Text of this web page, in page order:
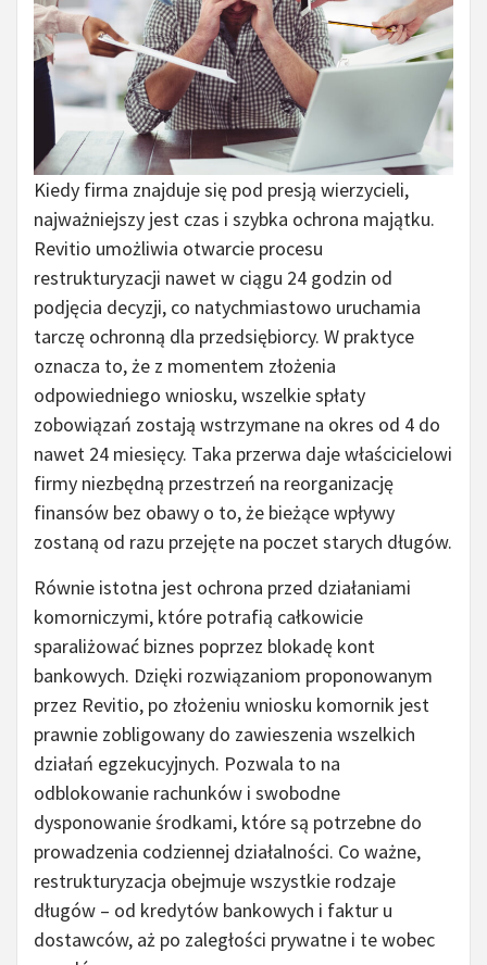
Kiedy firma znajduje się pod presją wierzycieli,
najważniejszy jest czas i szybka ochrona majątku.
Revitio umożliwia otwarcie procesu
restrukturyzacji nawet w ciągu 24 godzin od
podjęcia decyzji, co natychmiastowo uruchamia
tarczę ochronną dla przedsiębiorcy. W praktyce
oznacza to, że z momentem złożenia
odpowiedniego wniosku, wszelkie spłaty
zobowiązań zostają wstrzymane na okres od 4 do
nawet 24 miesięcy. Taka przerwa daje właścicielowi
firmy niezbędną przestrzeń na reorganizację
finansów bez obawy o to, że bieżące wpływy
zostaną od razu przejęte na poczet starych długów.
Równie istotna jest ochrona przed działaniami
komorniczymi, które potrafią całkowicie
sparaliżować biznes poprzez blokadę kont
bankowych. Dzięki rozwiązaniom proponowanym
przez Revitio, po złożeniu wniosku komornik jest
prawnie zobligowany do zawieszenia wszelkich
działań egzekucyjnych. Pozwala to na
odblokowanie rachunków i swobodne
dysponowanie środkami, które są potrzebne do
prowadzenia codziennej działalności. Co ważne,
restrukturyzacja obejmuje wszystkie rodzaje
długów – od kredytów bankowych i faktur u
dostawców, aż po zaległości prywatne i te wobec